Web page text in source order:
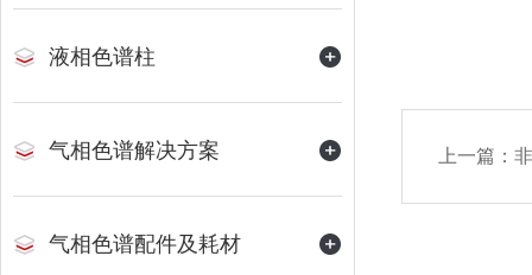
液相色谱柱
气相色谱解决方案
气相色谱配件及耗材
上一篇：